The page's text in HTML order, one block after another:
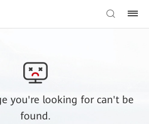
you're looking for can't be
found.